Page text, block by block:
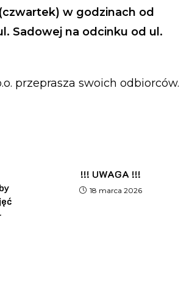
w godzinach od
Sadowej na odcinku od ul.
przeprasza swoich odbiorców.
!!! UWAGA !!!
18 marca 2026